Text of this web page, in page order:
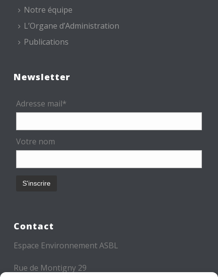
Notre équipe
L’Organe d’Administration
Publications
Newsletter
Adresse mail*
Votre nom
Contact
Espace Environnement ASBL
Rue de Montigny 29